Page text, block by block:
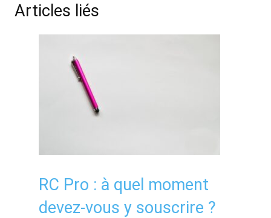
Articles liés
RC Pro : à quel moment
devez-vous y souscrire ?